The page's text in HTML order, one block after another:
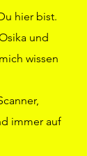
hier bist.
und
wissen
immer auf